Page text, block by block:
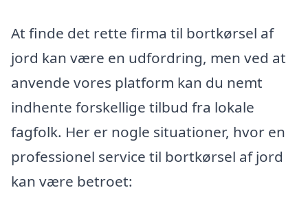
At finde det rette firma til bortkørsel af
jord kan være en udfordring, men ved at
anvende vores platform kan du nemt
indhente forskellige tilbud fra lokale
fagfolk. Her er nogle situationer, hvor en
professionel service til bortkørsel af jord
kan være betroet: